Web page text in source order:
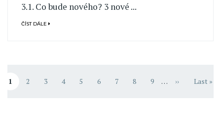
3.1. Co bude nového? 3 nové ...
ČÍST DÁLE
Aktuální stránka
1 Stránka
2 Stránka
3 Stránka
4 Stránka
5 Stránka
6 Stránka
7 Stránka
8 Stránka
9 … Následující
›› Last »